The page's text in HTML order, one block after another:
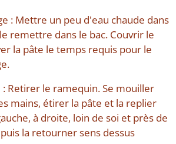
: Mettre un peu d'eau chaude dans
remettre dans le bac. Couvrir le
la pâte le temps requis pour le
Retirer le ramequin. Se mouiller
mains, étirer la pâte et la replier
à droite, loin de soi et près de
la retourner sens dessus